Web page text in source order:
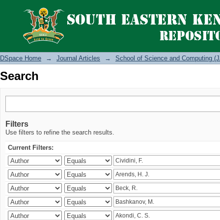
Search
DSpace Home → Journal Articles → School of Science and Computing
Search
Filters
Use filters to refine the search results.
Current Filters: